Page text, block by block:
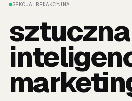
SEKCJA REDAKCYJNA
sztuczna